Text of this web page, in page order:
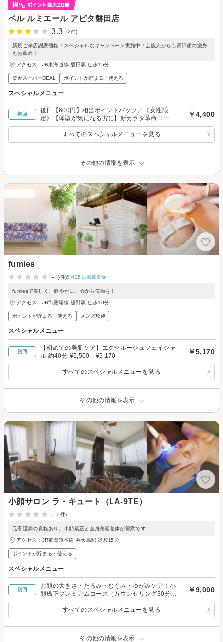
ベル ルミエール アピタ磐田店
3.3
(2件)
新規ご来店謝恩価格！スペシャルなキャンペーン実施中！芸能人からも高評価の痩身
もお薦め！
アクセス：JR東海道線 磐田駅 徒歩15分
楽天スーパーDEAL ポイントが貯まる・使える
スペシャルメニュー
初回
後日【600円】相当ポイントバック／《女性限
定》【体型が気になる方に】新カラダ革命コース
（全身）たっぷり90分の実績多数あり☆
￥4,400
すべてのスペシャルメニューを見る
その他の情報を表示
fumies
-
(-件)5月25日掲載開始
fumiesで美しく、健やかに、心から笑顔を！
アクセス：JR御殿場線 裾野駅 徒歩10分
ポイントが貯まる・使える メンズ歓迎
スペシャルメニュー
初回
【初めての美肌ケア】エクセルージュフェイシャ
ル 約40分 ¥5,500→¥5,170
￥5,170
すべてのスペシャルメニューを見る
その他の情報を表示
小顔サロン ラ・キュート（LA-9TE）
-
(-件)
元看護師の資格あり。小顔矯正と全身美容整体が得意です
アクセス：JR東海道本線 弁天島駅 徒歩15分
ポイントが貯まる・使える
スペシャルメニュー
初回
お顔の大きさ・たるみ・むくみ・ゆがみケア！小
顔矯正プレミアムコース（カウンセリング30分あ
り）
￥9,000
すべてのスペシャルメニューを見る
その他の情報を表示